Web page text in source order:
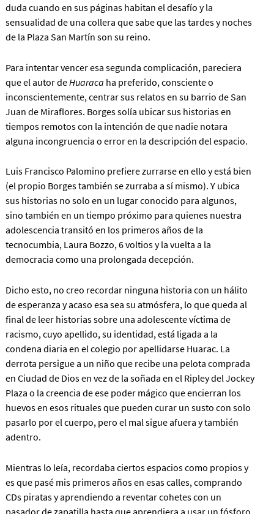
duda cuando en sus páginas habitan el desafío y la
sensualidad de una collera que sabe que las tardes y noches
de la Plaza San Martín son su reino.
Para intentar vencer esa segunda complicación, pareciera
que el autor deHuaraca ha preferido, consciente o
inconscientemente, centrar sus relatos en su barrio de San
Juan de Miraflores. Borges solía ubicar sus historias en
tiempos remotos con la intención de que nadie notara
alguna incongruencia o error en la descripción del espacio.
Luis Francisco Palomino prefiere zurrarse en ello y está bien
(el propio Borges también se zurraba a sí mismo). Y ubica
sus historias no solo en un lugar conocido para algunos,
sino también en un tiempo próximo para quienes nuestra
adolescencia transitó en los primeros años de la
tecnocumbia, Laura Bozzo, 6 voltios y la vuelta a la
democracia como una prolongada decepción.
Dicho esto, no creo recordar ninguna historia con un hálito
de esperanza y acaso esa sea su atmósfera, lo que queda al
final de leer historias sobre una adolescente víctima de
racismo, cuyo apellido, su identidad, está ligada a la
condena diaria en el colegio por apellidarse Huarac. La
derrota persigue a un niño que recibe una pelota comprada
en Ciudad de Dios en vez de la soñada en el Ripley del Jockey
Plaza o la creencia de ese poder mágico que encierran los
huevos en esos rituales que pueden curar un susto con solo
pasarlo por el cuerpo, pero el mal sigue afuera y también
adentro.
Mientras lo leía, recordaba ciertos espacios como propios y
es que pasé mis primeros años en esas calles, comprando
CDs piratas y aprendiendo a reventar cohetes con un
pasador de zapatilla hasta que aprendiera a usar un fósforo